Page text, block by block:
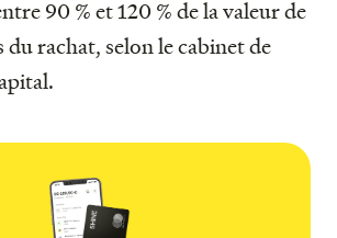
90 % et 120 % de la valeur de
du rachat, selon le cabinet de